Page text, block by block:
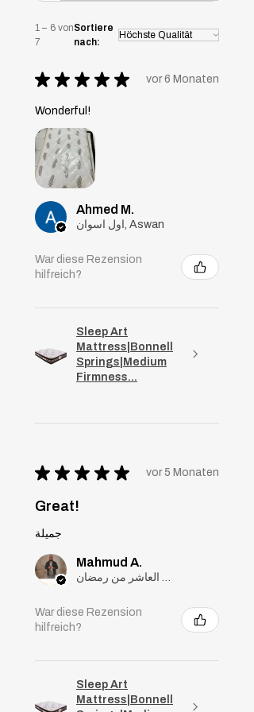
1 – 6 von
7
Sortiere
nach:
★ ★ ★ ★ ★ vor 6 Monaten
Wonderful!
Ahmed M.
اول اسوان, Aswan
War diese Rezension
hilfreich?
Sleep Art
Mattress|Bonnell
Springs|Medium
Firmness...
★ ★ ★ ★ ★ vor 5 Monaten
Great!
جميلة
Mahmud A.
War diese Rezension
hilfreich?
Sleep Art
Mattress|Bonnell